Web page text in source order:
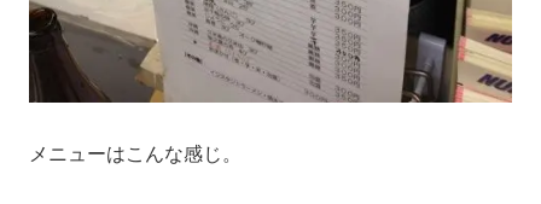
メニューはこんな感じ。